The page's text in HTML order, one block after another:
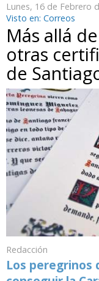
Lunes, 16 de Febrero
Visto en: Correos
Más allá
otras
de
Redacción
Los peregrinos